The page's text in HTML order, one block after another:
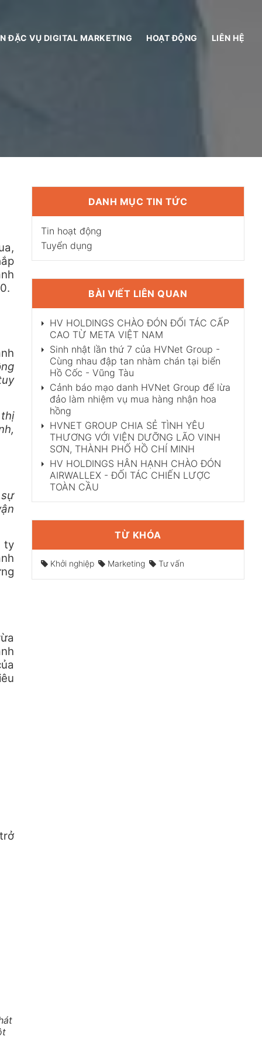
ĐẶC VỤ DIGITAL MARKETING HOẠT ĐỘNG LIÊN HỆ
ty
DANH MỤC TIN TỨC
Tin hoạt động
Tuyển dụng
BÀI VIẾT LIÊN QUAN
HV HOLDINGS CHÀO ĐÓN ĐỐI TÁC CẤP
CAO TỪ META VIỆT NAM
Sinh nhật lần thứ 7 của HVNet Group -
Cùng nhau đập tan nhàm chán tại biển
Hồ Cốc - Vũng Tàu
Cảnh báo mạo danh HVNet Group để lừa
đảo làm nhiệm vụ mua hàng nhận hoa
hồng
HVNET GROUP CHIA SẺ TÌNH YÊU
THƯƠNG VỚI VIỆN DƯỠNG LÃO VINH
SƠN, THÀNH PHỐ HỒ CHÍ MINH
HV HOLDINGS HÂN HẠNH CHÀO ĐÓN
AIRWALLEX - ĐỐI TÁC CHIẾN LƯỢC
TOÀN CẦU
TỪ KHÓA
Khởi nghiệp Marketing Tư vấn